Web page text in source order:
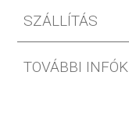
SZÁLLÍTÁS
TOVÁBBI INFÓK